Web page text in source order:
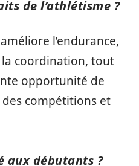
de l’athlétisme ?
l’endurance,
coordination, tout
opportunité de
compétitions et
aux débutants ?